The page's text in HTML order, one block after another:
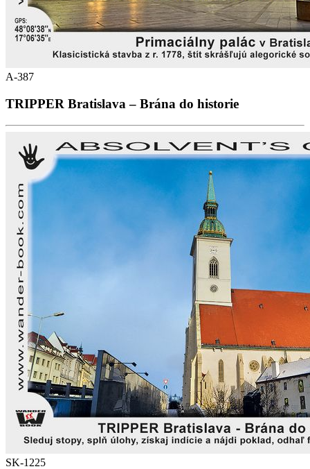
A-387
TRIPPER Bratislava – Brána do historie
SK-1225